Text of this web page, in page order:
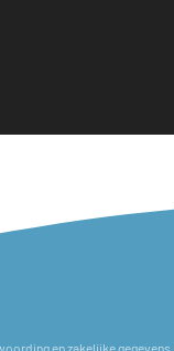
en zakelijke gegevens